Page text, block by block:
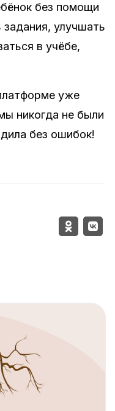
без помощи
улучшать
в учёбе,
уже
никогда не были
без ошибок!